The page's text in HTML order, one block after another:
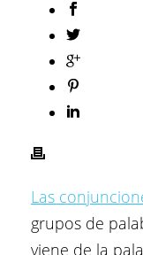
Las
grupos de
viene de la